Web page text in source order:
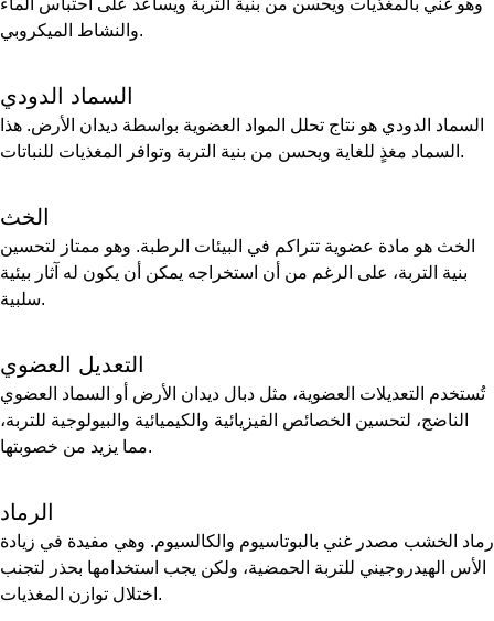
وهو غني بالمغذيات ويحسن من بنية التربة ويساعد على احتباس الماء
والنشاط الميكروبي.
السماد الدودي
السماد الدودي هو نتاج تحلل المواد العضوية بواسطة ديدان الأرض. هذا
السماد مغذٍ للغاية ويحسن من بنية التربة وتوافر المغذيات للنباتات.
الخث
الخث هو مادة عضوية تتراكم في البيئات الرطبة. وهو ممتاز لتحسين
بنية التربة، على الرغم من أن استخراجه يمكن أن يكون له آثار بيئية
سلبية.
التعديل العضوي
تُستخدم التعديلات العضوية، مثل دبال ديدان الأرض أو السماد العضوي
الناضج، لتحسين الخصائص الفيزيائية والكيميائية والبيولوجية للتربة،
مما يزيد من خصوبتها.
الرماد
رماد الخشب مصدر غني بالبوتاسيوم والكالسيوم. وهي مفيدة في زيادة
الأس الهيدروجيني للتربة الحمضية، ولكن يجب استخدامها بحذر لتجنب
اختلال توازن المغذيات.